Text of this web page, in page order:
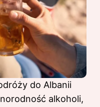
do Albanii
alkoholi,